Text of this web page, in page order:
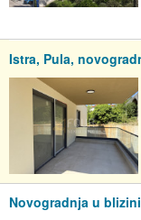
Istra, Pula,
Novogradnja u